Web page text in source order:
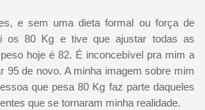
e sem uma dieta formal ou força de
os 80 Kg e tive que ajustar todas as
hoje é 82. É inconcebível pra mim a
95 de novo. A minha imagem sobre mim
que pesa 80 Kg faz parte daqueles
que se tornaram minha realidade.